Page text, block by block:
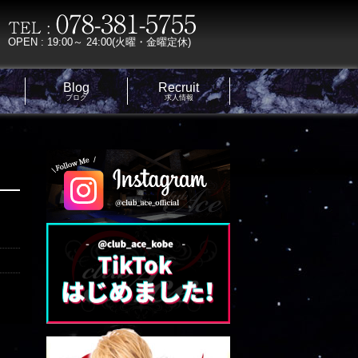
OPEN : 19:00～ 24:00(火曜・金曜定休)
Blog
ブログ
Recruit
求人情報